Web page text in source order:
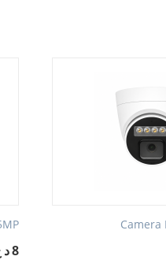
Camera
8د ج500,00